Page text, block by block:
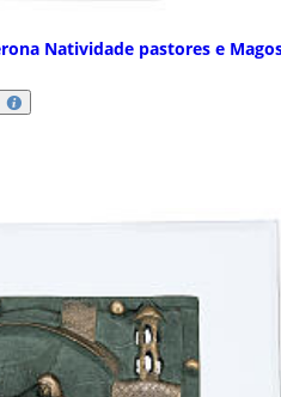
Natividade pastores e